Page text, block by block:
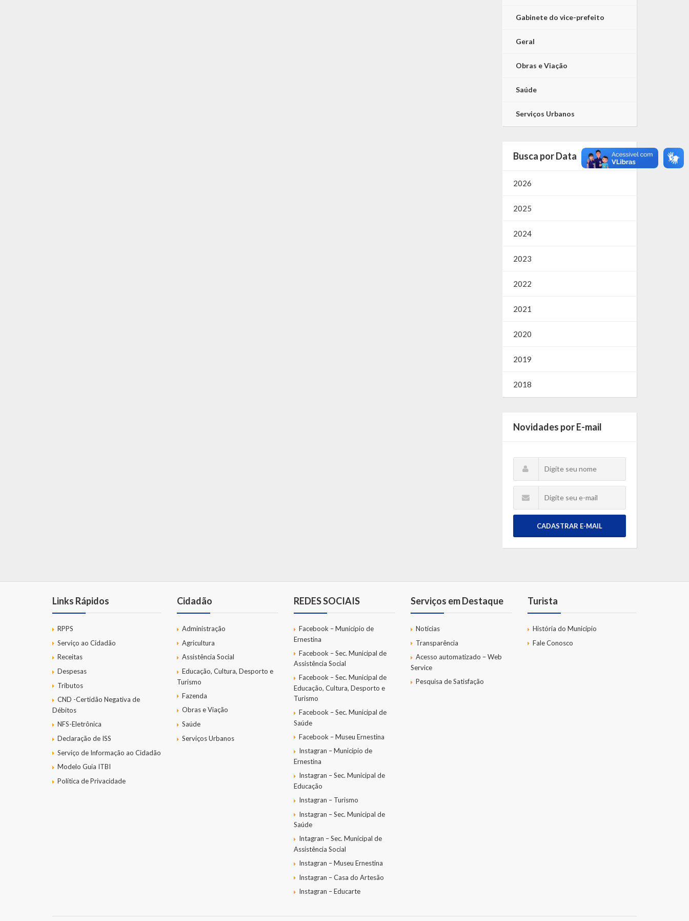
Gabinete do vice-prefeito
Geral
Obras e Viação
Saúde
Serviços Urbanos
Busca por Data
2026
2025
2024
2023
2022
2021
2020
2019
2018
Novidades por E-mail
CADASTRAR E-MAIL
Links Rápidos
RPPS
Serviço ao Cidadão
Receitas
Despesas
Tributos
CND -Certidão Negativa de
Débitos
NFS-Eletrônica
Declaração de ISS
Serviço de Informação ao Cidadão
Modelo Guia ITBI
Política de Privacidade
Cidadão
Administração
Agricultura
Assistência Social
Educação, Cultura, Desporto e
Turismo
Fazenda
Obras e Viação
Saúde
Serviços Urbanos
REDES SOCIAIS
Facebook – Município de
Ernestina
Facebook – Sec. Municipal de
Assistência Social
Facebook – Sec. Municipal de
Educação, Cultura, Desporto e
Turismo
Facebook – Sec. Municipal de
Saúde
Facebook – Museu Ernestina
Instagran – Município de
Ernestina
Instagran – Sec. Municipal de
Educação
Instagran – Turismo
Instagran – Sec. Municipal de
Saúde
Intagran – Sec. Municipal de
Assistência Social
Instagran – Museu Ernestina
Instagran – Casa do Artesão
Instagran – Educarte
Serviços em Destaque
Notícias
Transparência
Acesso automatizado – Web
Service
Pesquisa de Satisfação
Turista
História do Município
Fale Conosco